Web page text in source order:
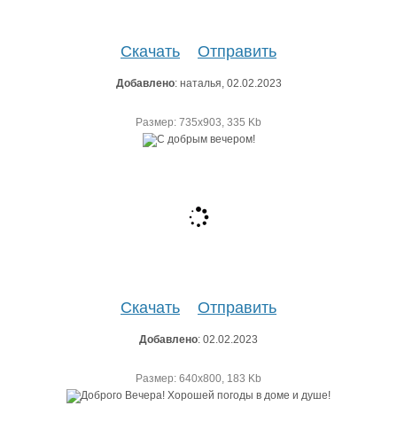
Скачать Отправить
Добавлено: наталья, 02.02.2023
Размер: 735х903, 335 Kb
Скачать Отправить
Добавлено: 02.02.2023
Размер: 640х800, 183 Kb